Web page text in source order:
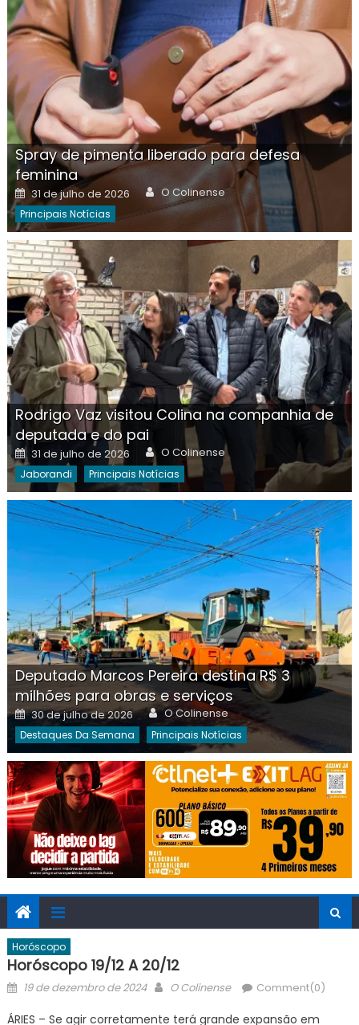
Spray de pimenta liberado para defesa
feminina
Posted
on
31 de julho de 2026 Author
O Colinense
Principais Notícias
Rodrigo Vaz visitou Colina na companhia de
deputada e do pai
Posted
on
31 de julho de 2026 Author
O Colinense
Jaborandi Principais Notícias
Deputado Marcos Pereira destina R$ 3
milhões para obras e serviços
Posted
on
30 de julho de 2026 Author
O Colinense
Destaques Da Semana Principais Notícias
Horóscopo
Horóscopo 19/12 A 20/12
Posted
19 de dezembro de 2024 Author
O Colinense Comment(0)
ÁRIES – Se agir corretamente terá grande expansão em